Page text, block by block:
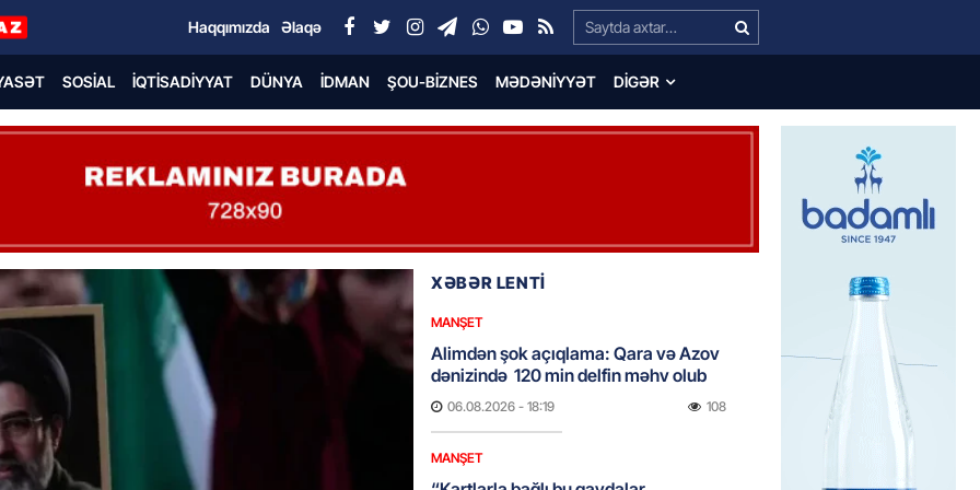
Search…
Haqqımızda Əlaqə
SOSIAL İQTISADIYYAT DÜNYA İDMAN ŞOU-BIZNES MƏDƏNIYYƏT DIGƏR
XƏBƏR LENTİ
MANŞET
Alimdən şok açıqlama: Qara və Azov
dənizində 120 min delfin məhv olub
06.08.2026 - 18:19 108
MANŞET